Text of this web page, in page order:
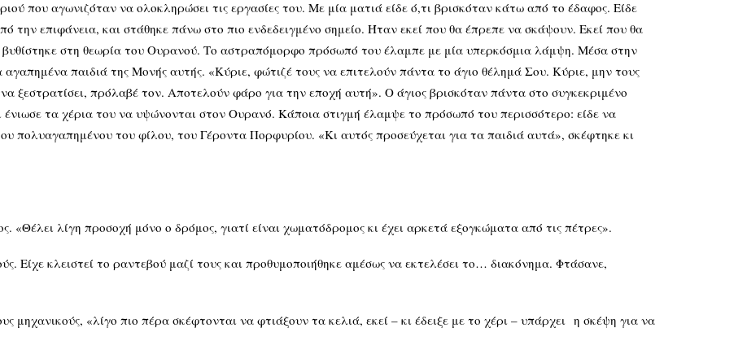
που αγωνιζόταν να ολοκληρώσει τις εργασίες του. Με μία ματιά είδε ό,τι βρισκόταν κάτω από το έδαφος. Είδε
επιφάνεια, και στάθηκε πάνω στο πιο ενδεδειγμένο σημείο. Ήταν εκεί που θα έπρεπε να σκάψουν. Εκεί που θα
στη θεωρία του Ουρανού. Το αστραπόμορφο πρόσωπό του έλαμπε με μία υπερκόσμια λάμψη. Μέσα στην
αγαπημένα παιδιά της Μονής αυτής. «Κύριε, φώτιζέ τους να επιτελούν πάντα το άγιο θέλημά Σου. Κύριε, μην τους
ξεστρατίσει, πρόλαβέ τον. Αποτελούν φάρο για την εποχή αυτή». Ο άγιος βρισκόταν πάντα στο συγκεκριμένο
τα χέρια του να υψώνονται στον Ουρανό. Κάποια στιγμή έλαμψε το πρόσωπό του περισσότερο: είδε να
πολυαγαπημένου του φίλου, του Γέροντα Πορφυρίου. «Κι αυτός προσεύχεται για τα παιδιά αυτά», σκέφτηκε κι
«Θέλει λίγη προσοχή μόνο ο δρόμος, γιατί είναι χωματόδρομος κι έχει αρκετά εξογκώματα από τις πέτρες».
Είχε κλειστεί το ραντεβού μαζί τους και προθυμοποιήθηκε αμέσως να εκτελέσει το… διακόνημα. Φτάσανε,
μηχανικούς, «λίγο πιο πέρα σκέφτονται να φτιάξουν τα κελιά, εκεί – κι έδειξε με το χέρι – υπάρχει η σκέψη για να